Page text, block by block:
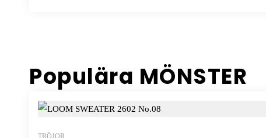
Populära MÖNSTER
TRÖJOR